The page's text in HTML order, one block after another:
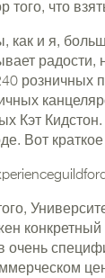
того, что
как и я,
радости,
розничных
Кэт
Вот
очень